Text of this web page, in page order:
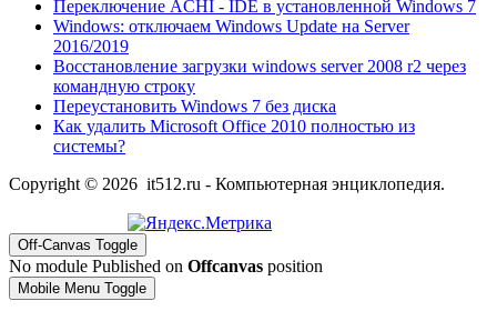
Переключение ACHI - IDE в установленной Windows 7
Windows: отключаем Windows Update на Server
2016/2019
Восстановление загрузки windows server 2008 r2 через
командную строку
Переустановить Windows 7 без диска
Как удалить Microsoft Office 2010 полностью из
системы?
Copyright © 2026 it512.ru - Компьютерная энциклопедия.
Off-Canvas Toggle
No module Published on Offcanvas position
Mobile Menu Toggle